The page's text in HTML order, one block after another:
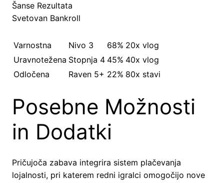
Šanse Rezultata
Svetovan Bankroll
Varnostna Nivo 3 68% 20x vlog
Uravnotežena Stopnja 4 45% 40x vlog
Odločena
Raven 5+ 22% 80x stavi
Posebne Možnosti
in Dodatki
Pričujoča zabava integrira sistem plačevanja
lojalnosti, pri katerem redni igralci omogočijo nove